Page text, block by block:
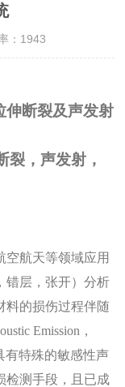
：1943
伸断裂及声发射
裂，声发射，
空航天等领域应用
错层，张开）分析
料的损伤过程伴随
Emission ，
有特殊的敏感性声
检测手段，且已成